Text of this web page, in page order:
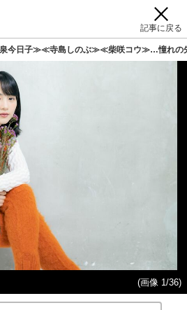
記事に戻る
日子≫≪寺島しのぶ≫≪柴咲コウ≫…憧れの先
(画像 1/36)